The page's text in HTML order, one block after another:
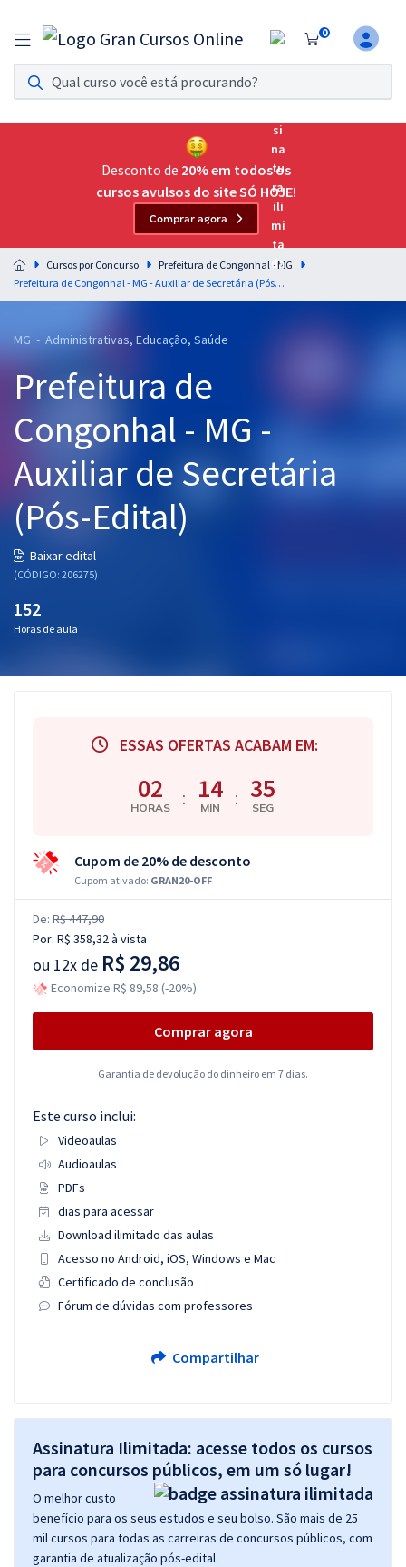
0
Assinatura Ilimitada 11
Acesso a todos os cursos. Teste grátis por 7 dias!
Assinatura OAB Até Passar
Acesso ilimitado a toda preparação para o Exame da
Residências Multiprofissionais
Preparação completa e intensiva para as principais
residências em saúde do Brasil
Cursos 20% OFF
Pós
Graduação
OAB
Conteúdo gratuito
Atendimento
Desconto de 20% em todos os
cursos avulsos do site SÓ HOJE!
Comprar agora
Cursos por Concurso
Prefeitura de Congonhal - MG
Prefeitura de Congonhal - MG - Auxiliar de Secretária (Pós-Edital)
MG - Administrativas, Educação, Saúde
Prefeitura de
Congonhal - MG -
Auxiliar de Secretária
(Pós-Edital)
Baixar edital
(CÓDIGO: 206275)
152
Horas de aula
ESSAS OFERTAS ACABAM EM:
02
HORAS : 14
MIN : 34
SEG
Cupom de 20% de desconto
Cupom ativado: GRAN20-OFF
De: R$ 447,90
Por: R$ 358,32à vista
ou 12x de R$ 29,86
Economize R$ 89,58 (-20%)
Comprar agora
Garantia de devolução do dinheiro em 7 dias.
Este curso inclui:
Videoaulas
Audioaulas
PDFs
dias para acessar
Download ilimitado das aulas
Acesso no Android, iOS, Windows e Mac
Certificado de conclusão
Fórum de dúvidas com professores
Compartilhar
Assinatura Ilimitada: acesse todos os cursos
para concursos públicos, em um só lugar!
O melhor custo
benefício para os seus estudos e seu bolso. São mais de 25
mil cursos para todas as carreiras de concursos públicos, com
garantia de atualização pós-edital.